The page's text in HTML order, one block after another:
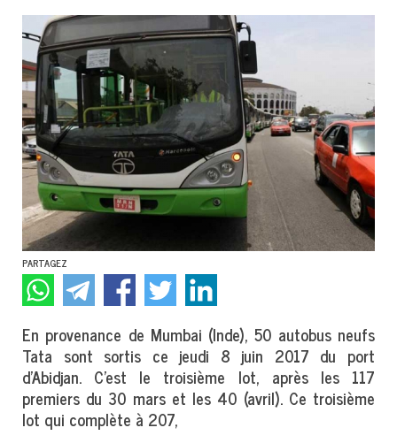
PARTAGEZ
En provenance de Mumbai (Inde), 50 autobus neufs
Tata sont sortis ce jeudi 8 juin 2017 du port
d’Abidjan. C’est le troisième lot, après les 117
premiers du 30 mars et les 40 (avril). Ce troisième
lot qui complète à 207,